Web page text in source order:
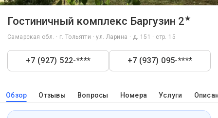
Гостиничный комплекс Баргузин 2★
Самарская обл. · г. Тольятти · ул. Ларина · д. 151 · стр. 15
+7 (927) 522-**** +7 (937) 095-****
Обзор Отзывы Вопросы Номера Услуги